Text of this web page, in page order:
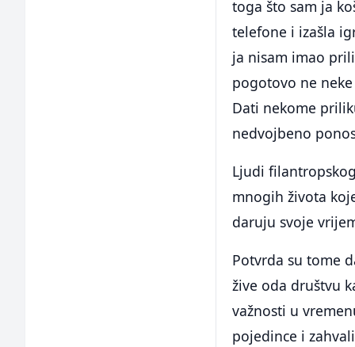
toga što sam ja
telefone i izašla
ja nisam imao
pogotovo ne
Dati nekome
nedvojbeno
Ljudi
mnogih života
daruju svoje
Potvrda su tome
žive oda društvu
važnosti u
pojedince i